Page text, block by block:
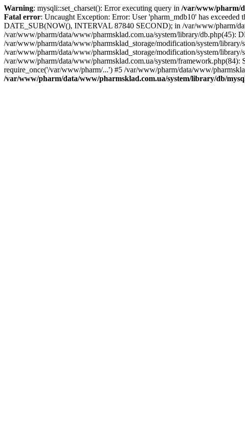
Warning: mysqli::set_charset(): Error executing query in /var/www/pharm/
Fatal error: Uncaught Exception: Error: User 'pharm_mdb10' has
DATE_SUB(NOW(), INTERVAL 87840 SECOND); in /var/www/pharm/
/var/www/pharm/data/www/pharmsklad.com.ua/system/library/
/var/www/pharm/data/www/pharmsklad_storage/modification/system/
/var/www/pharm/data/www/pharmsklad_storage/modification/system/
/var/www/pharm/data/www/pharmsklad.com.ua/system/
require_once('/var/www/pharm/...') #5 /var/www/pharm/data/www/
/var/www/pharm/data/www/pharmsklad.com.ua/system/library/db/